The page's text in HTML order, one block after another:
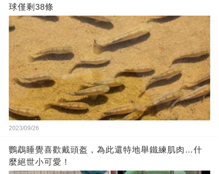
球僅剩38條
2023/09/26
鸚鵡睡覺喜歡戴頭盔，為此還特地舉鐵練肌肉…什
麼絕世小可愛！